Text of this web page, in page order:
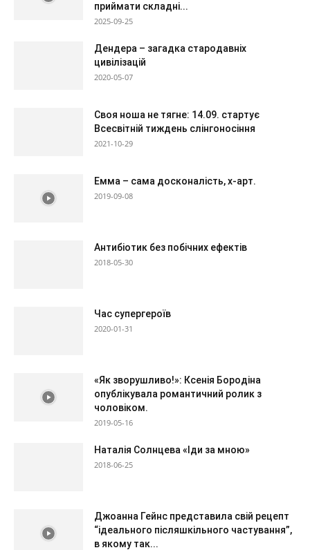
приймати складні...
2025-09-25
Дендера – загадка стародавніх
цивілізацій
2020-05-07
Своя ноша не тягне: 14.09. стартує
Всесвітній тиждень слінгоносіння
2021-10-29
Емма – сама досконалість, х-арт.
2019-09-08
Антибіотик без побічних ефектів
2018-05-30
Час супергероїв
2020-01-31
«Як зворушливо!»: Ксенія Бородіна
опублікувала романтичний ролик з
чоловіком.
2019-05-16
Наталія Солнцева «Іди за мною»
2018-06-25
Джоанна Гейнс представила свій рецепт
“ідеального післяшкільного частування”,
в якому так...